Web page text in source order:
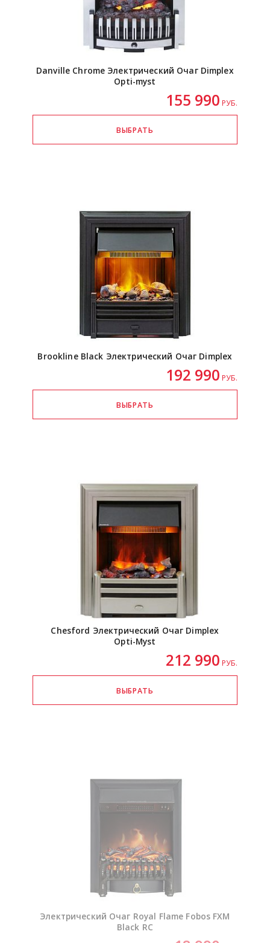
Danville Chrome Электрический Очаг Dimplex
Opti-myst
155 990 РУБ.
Brookline Black Электрический Очаг Dimplex
192 990 РУБ.
Chesford Электрический Очаг Dimplex
Opti-Myst
212 990 РУБ.
Электрический Очаг Royal Flame Fobos FXM
Black RC